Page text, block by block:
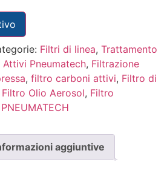
Filtri di linea, Trattamento
Attivi Pneumatech, Filtrazione
, filtro carboni attivi, Filtro di
Filtro Olio Aerosol, Filtro
PNEUMATECH
aggiuntive